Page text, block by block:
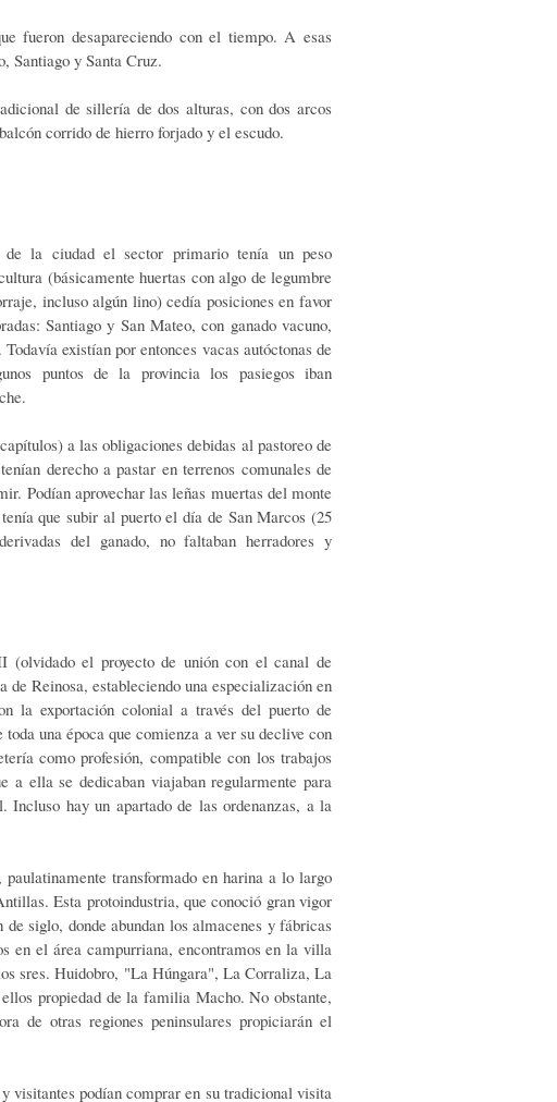
fueron desapareciendo con el tiempo. A esas
Santiago y Santa Cruz.
de sillería de dos alturas, con dos arcos
corrido de hierro forjado y el escudo.
la ciudad el sector primario tenía un peso
(básicamente huertas con algo de legumbre
incluso algún lino) cedía posiciones en favor
Santiago y San Mateo, con ganado vacuno,
existían por entonces vacas autóctonas de
puntos de la provincia los pasiegos iban
a las obligaciones debidas al pastoreo de
derecho a pastar en terrenos comunales de
Podían aprovechar las leñas muertas del monte
que subir al puerto el día de San Marcos (25
del ganado, no faltaban herradores y
el proyecto de unión con el canal de
Reinosa, estableciendo una especialización en
la exportación colonial a través del puerto de
una época que comienza a ver su declive con
como profesión, compatible con los trabajos
a ella se dedicaban viajaban regularmente para
hay un apartado de las ordenanzas, a la
transformado en harina a lo largo
Esta protoindustria, que conoció gran vigor
siglo, donde abundan los almacenes y fábricas
en el área campurriana, encontramos en la villa
sres. Huidobro, "La Húngara", La Corraliza, La
propiedad de la familia Macho. No obstante,
de otras regiones peninsulares propiciarán el
visitantes podían comprar en su tradicional visita